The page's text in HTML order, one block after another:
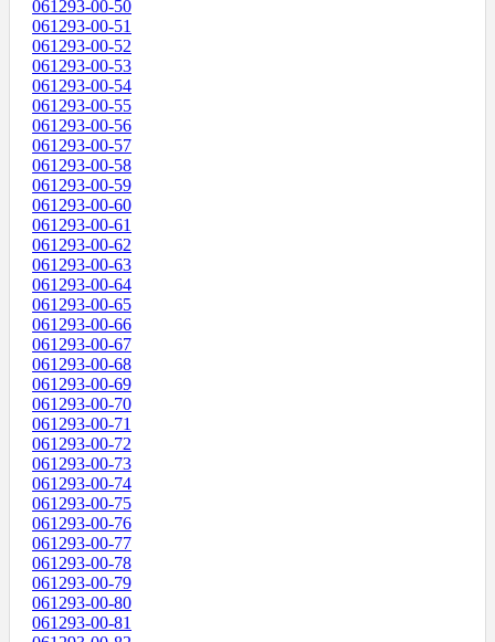
061293-00-50
061293-00-51
061293-00-52
061293-00-53
061293-00-54
061293-00-55
061293-00-56
061293-00-57
061293-00-58
061293-00-59
061293-00-60
061293-00-61
061293-00-62
061293-00-63
061293-00-64
061293-00-65
061293-00-66
061293-00-67
061293-00-68
061293-00-69
061293-00-70
061293-00-71
061293-00-72
061293-00-73
061293-00-74
061293-00-75
061293-00-76
061293-00-77
061293-00-78
061293-00-79
061293-00-80
061293-00-81